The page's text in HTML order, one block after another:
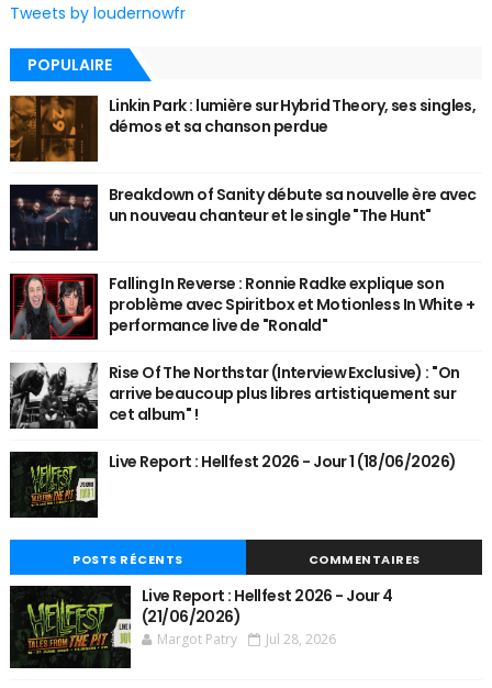
Tweets by loudernowfr
POPULAIRE
Linkin Park : lumière sur Hybrid Theory, ses singles,
démos et sa chanson perdue
Breakdown of Sanity débute sa nouvelle ère avec
un nouveau chanteur et le single "The Hunt"
Falling In Reverse : Ronnie Radke explique son
problème avec Spiritbox et Motionless In White +
performance live de "Ronald"
Rise Of The Northstar (Interview Exclusive) : "On
arrive beaucoup plus libres artistiquement sur
cet album" !
Live Report : Hellfest 2026 - Jour 1 (18/06/2026)
POSTS RÉCENTS COMMENTAIRES
Live Report : Hellfest 2026 - Jour 4
(21/06/2026)
Margot Patry Jul 28, 2026